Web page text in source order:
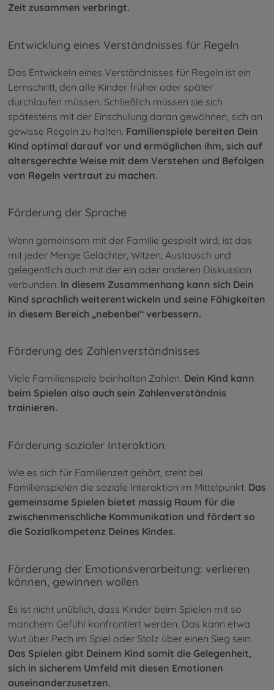
Zeit zusammen verbringt.
Entwicklung eines Verständnisses für Regeln
Das Entwickeln eines Verständnisses für Regeln ist ein
Lernschritt, den alle Kinder früher oder später
durchlaufen müssen. Schließlich müssen sie sich
spätestens mit der Einschulung daran gewöhnen, sich an
gewisse Regeln zu halten. Familienspiele bereiten Dein
Kind optimal darauf vor und ermöglichen ihm, sich auf
altersgerechte Weise mit dem Verstehen und Befolgen
von Regeln vertraut zu machen.
Förderung der Sprache
Wenn gemeinsam mit der Familie gespielt wird, ist das
mit jeder Menge Gelächter, Witzen, Austausch und
gelegentlich auch mit der ein oder anderen Diskussion
verbunden. In diesem Zusammenhang kann sich Dein
Kind sprachlich weiterentwickeln und seine Fähigkeiten
in diesem Bereich „nebenbei“ verbessern.
Förderung des Zahlenverständnisses
Viele Familienspiele beinhalten Zahlen. Dein Kind kann
beim Spielen also auch sein Zahlenverständnis
trainieren.
Förderung sozialer Interaktion
Wie es sich für Familienzeit gehört, steht bei
Familienspielen die soziale Interaktion im Mittelpunkt. Das
gemeinsame Spielen bietet massig Raum für die
zwischenmenschliche Kommunikation und fördert so
die Sozialkompetenz Deines Kindes.
Förderung der Emotionsverarbeitung: verlieren
können, gewinnen wollen
Es ist nicht unüblich, dass Kinder beim Spielen mit so
manchem Gefühl konfrontiert werden. Das kann etwa
Wut über Pech im Spiel oder Stolz über einen Sieg sein.
Das Spielen gibt Deinem Kind somit die Gelegenheit,
sich in sicherem Umfeld mit diesen Emotionen
auseinanderzusetzen.